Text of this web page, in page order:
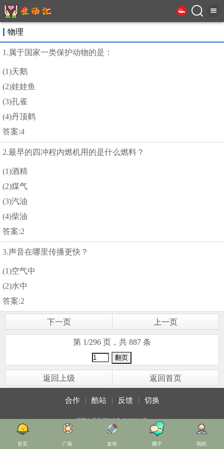
物理
1.属于国家一类保护动物的是：
(1)天鹅
(2)娃娃鱼
(3)孔雀
(4)丹顶鹤
答案:4
2.最早的四冲程内燃机用的是什么燃料？
(1)酒精
(2)煤气
(3)汽油
(4)柴油
答案:2
3.声音在哪里传播更快？
(1)空气中
(2)水中
答案:2
下一页 上一页
第 1/296 页，共 887 条
返回上级 返回首页
合作 | 酷站 | 反馈 | 切换
万宁生活汇 琼ICP备-20000261号
首页 广场 发布 圈子 我的